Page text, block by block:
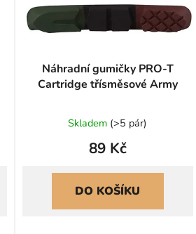
Náhradní gumičky PRO-T
Cartridge třísměsové Army
Skladem (>5 pár)
89 Kč
DO KOŠÍKU